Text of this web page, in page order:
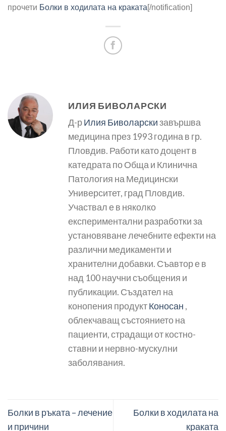
прочети Болки в ходилата на краката[/notification]
ИЛИЯ БИВОЛАРСКИ
Д-рИлия Биволарскизавършва
медицина през 1993 година в гр.
Пловдив. Работи като доцент в
катедрата по Обща и Клинична
Патология на Медицински
Университет, град Пловдив.
Участвал е в няколко
експериментални разработки за
установяване лечебните ефекти на
различни медикаменти и
хранителни добавки. Съавтор е в
над 100 научни съобщения и
публикации. Създател на
конопения продуктКоносан ,
облекчаващ състоянието на
пациенти, страдащи от костно-
ставни и нервно-мускулни
заболявания.
Болки в ръката – лечение
и причини
Болки в ходилата на
краката